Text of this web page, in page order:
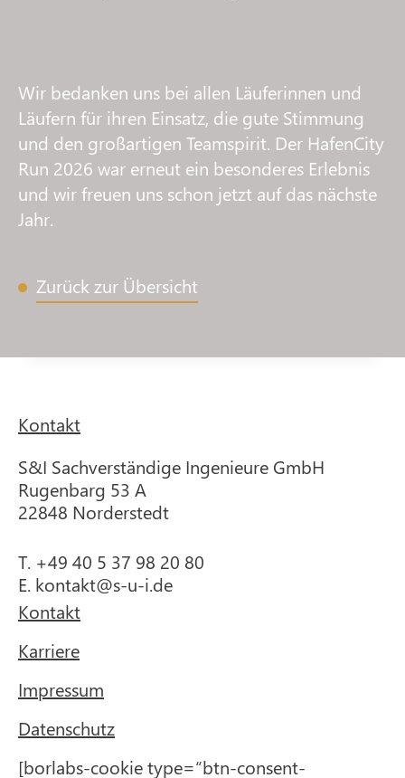
Wir bedanken uns bei allen Läuferinnen und
Läufern für ihren Einsatz, die gute Stimmung
und den großartigen Teamspirit. Der HafenCity
Run 2026 war erneut ein besonderes Erlebnis
und wir freuen uns schon jetzt auf das nächste
Jahr.
Zurück zur Übersicht
Kontakt
S&I Sachverständige Ingenieure GmbH
Rugenbarg 53 A
22848 Norderstedt
T. +49 40 5 37 98 20 80
E. kontakt@s-u-i.de
Kontakt
Karriere
Impressum
Datenschutz
[borlabs-cookie type=“btn-consent-